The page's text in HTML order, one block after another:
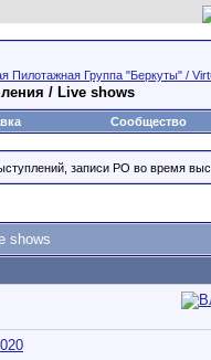
Пилотажная Группа "Беркуты" /
/ Live shows
Сообщество
записи РО во время
shows